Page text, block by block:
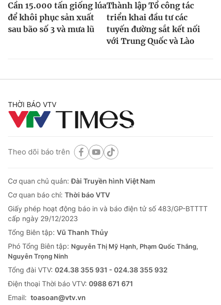
Cần 15.000 tấn giống lúa
để khôi phục sản xuất
sau bão số 3 và mưa lũ
Thành lập Tổ công tác
triển khai đầu tư các
tuyến đường sắt kết nối
với Trung Quốc và Lào
THỜI BÁO VTV
Theo dõi báo trên
Cơ quan chủ quản:Đài Truyền hình Việt Nam
Cơ quan báo chí: Thời báo VTV
Giấy phép hoạt động báo in và báo điện tử số 483/GP-BTTTT
cấp ngày 29/12/2023
Tổng Biên tập: Vũ Thanh Thủy
Phó Tổng Biên tập: Nguyễn Thị Mỹ Hạnh, Phạm Quốc Thắng,
Nguyễn Trọng Ninh
Tổng đài VTV: 024.38 355 931 - 024.38 355 932
Ðiện thoại Thời báo VTV: 0988 671 671
Email: toasoan@vtv.vn